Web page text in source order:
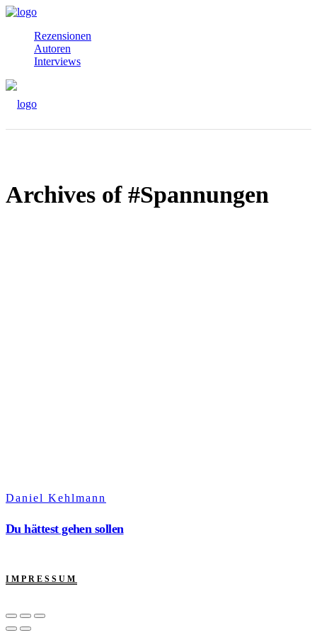
Rezensionen
Autoren
Interviews
Archives of #Spannungen
Daniel Kehlmann
Du hättest gehen sollen
IMPRESSUM